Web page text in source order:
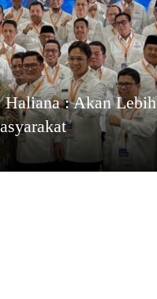
Haliana : Akan Lebih